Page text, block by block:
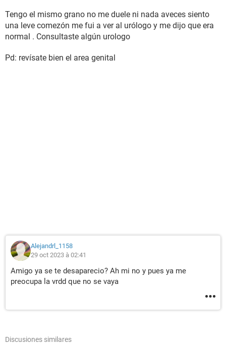
Tengo el mismo grano no me duele ni nada aveces siento
una leve comezón me fui a ver al urólogo y me dijo que era
normal . Consultaste algún urologo
Pd: revísate bien el area genital
Alejandrl_1158
29 oct 2023 à 02:41
Amigo ya se te desaparecio? Ah mi no y pues ya me
preocupa la vrdd que no se vaya
Discusiones similares